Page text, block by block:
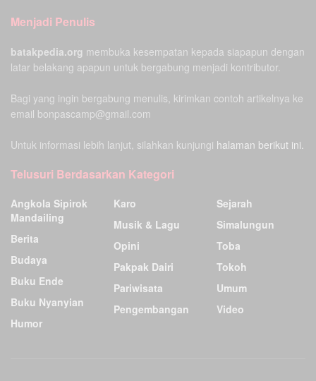
Menjadi Penulis
batakpedia.org membuka kesempatan kepada siapapun dengan
latar belakang apapun untuk bergabung menjadi kontributor.
Bagi yang ingin bergabung menulis, kirimkan contoh artikelnya ke
email bonpascamp@gmail.com
Untuk informasi lebih lanjut, silahkan kunjungi halaman berikut ini.
Telusuri Berdasarkan Kategori
Angkola Sipirok
Mandailing
Berita
Budaya
Buku Ende
Buku Nyanyian
Humor
Karo
Musik & Lagu
Opini
Pakpak Dairi
Pariwisata
Pengembangan
Sejarah
Simalungun
Toba
Tokoh
Umum
Video